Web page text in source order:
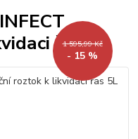
řas 5L
1 595,99 Kč
- 15 %